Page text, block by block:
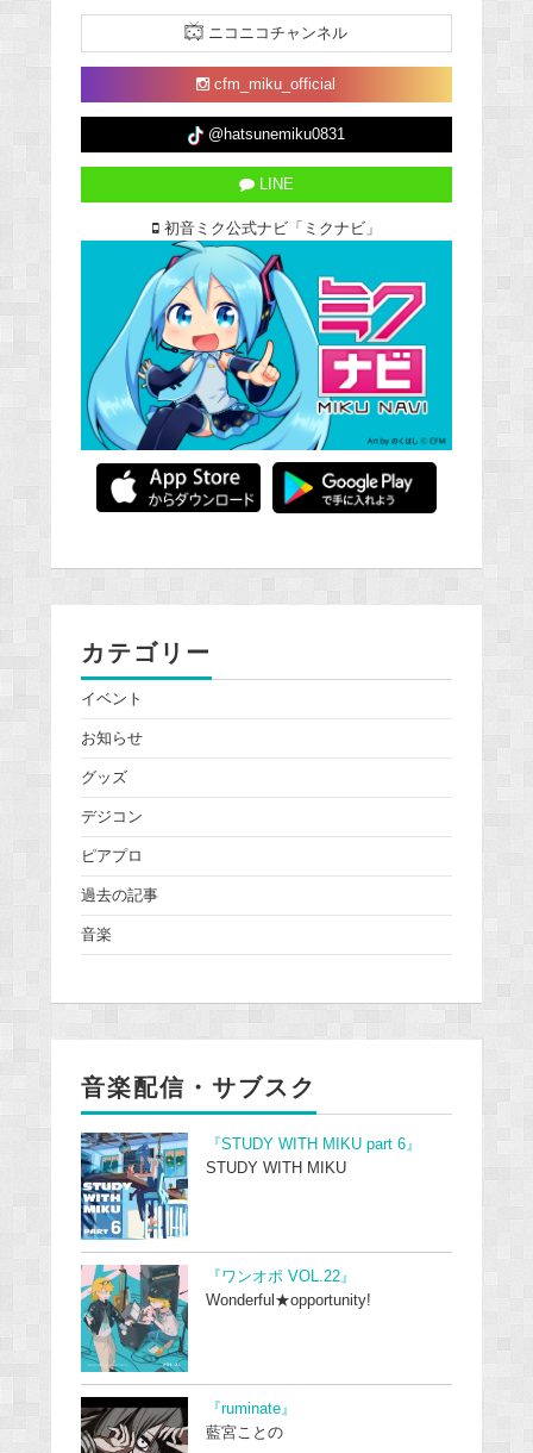
ニコニコチャンネル
cfm_miku_official
@hatsunemiku0831
LINE
初音ミク公式ナビ「ミクナビ」
カテゴリー
イベント
お知らせ
グッズ
デジコン
ピアプロ
過去の記事
音楽
音楽配信・サブスク
『STUDY WITH MIKU part 6』
STUDY WITH MIKU
『ワンオポ VOL.22』
Wonderful★opportunity!
『ruminate』
藍宮ことの